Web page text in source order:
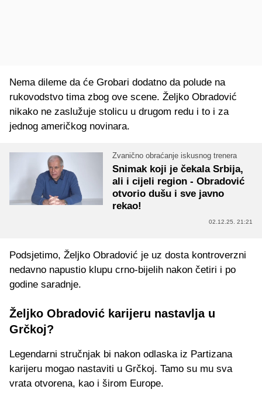
Nema dileme da će Grobari dodatno da polude na
rukovodstvo tima zbog ove scene. Željko Obradović
nikako ne zaslužuje stolicu u drugom redu i to i za
jednog američkog novinara.
Zvanično obraćanje iskusnog trenera
Snimak koji je čekala Srbija,
ali i cijeli region - Obradović
otvorio dušu i sve javno
rekao!
02.12.25. 21:21
Podsjetimo, Željko Obradović je uz dosta kontroverzni
nedavno napustio klupu crno-bijelih nakon četiri i po
godine saradnje.
Željko Obradović karijeru nastavlja u
Grčkoj?
Legendarni stručnjak bi nakon odlaska iz Partizana
karijeru mogao nastaviti u Grčkoj. Tamo su mu sva
vrata otvorena, kao i širom Europe.